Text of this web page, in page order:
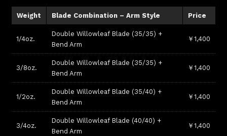
Weight Blade Combination – Arm Style Price
1/4oz.
Double Willowleaf Blade (35/35) +
Bend Arm
￥1,400
3/8oz.
Double Willowleaf Blade (35/35) +
Bend Arm
￥1,400
1/2oz.
Double Willowleaf Blade (35/40) +
Bend Arm
￥1,400
3/4oz.
Double Willowleaf Blade (40/40) +
Bend Arm
￥1,400